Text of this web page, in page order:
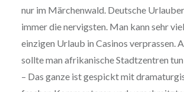
nur im Märchenwald. Deutsche
immer die nervigsten. Man kann sehr
einzigen Urlaub in Casinos verprassen.
sollte man afrikanische Stadtzentren
– Das ganze ist gespickt mit